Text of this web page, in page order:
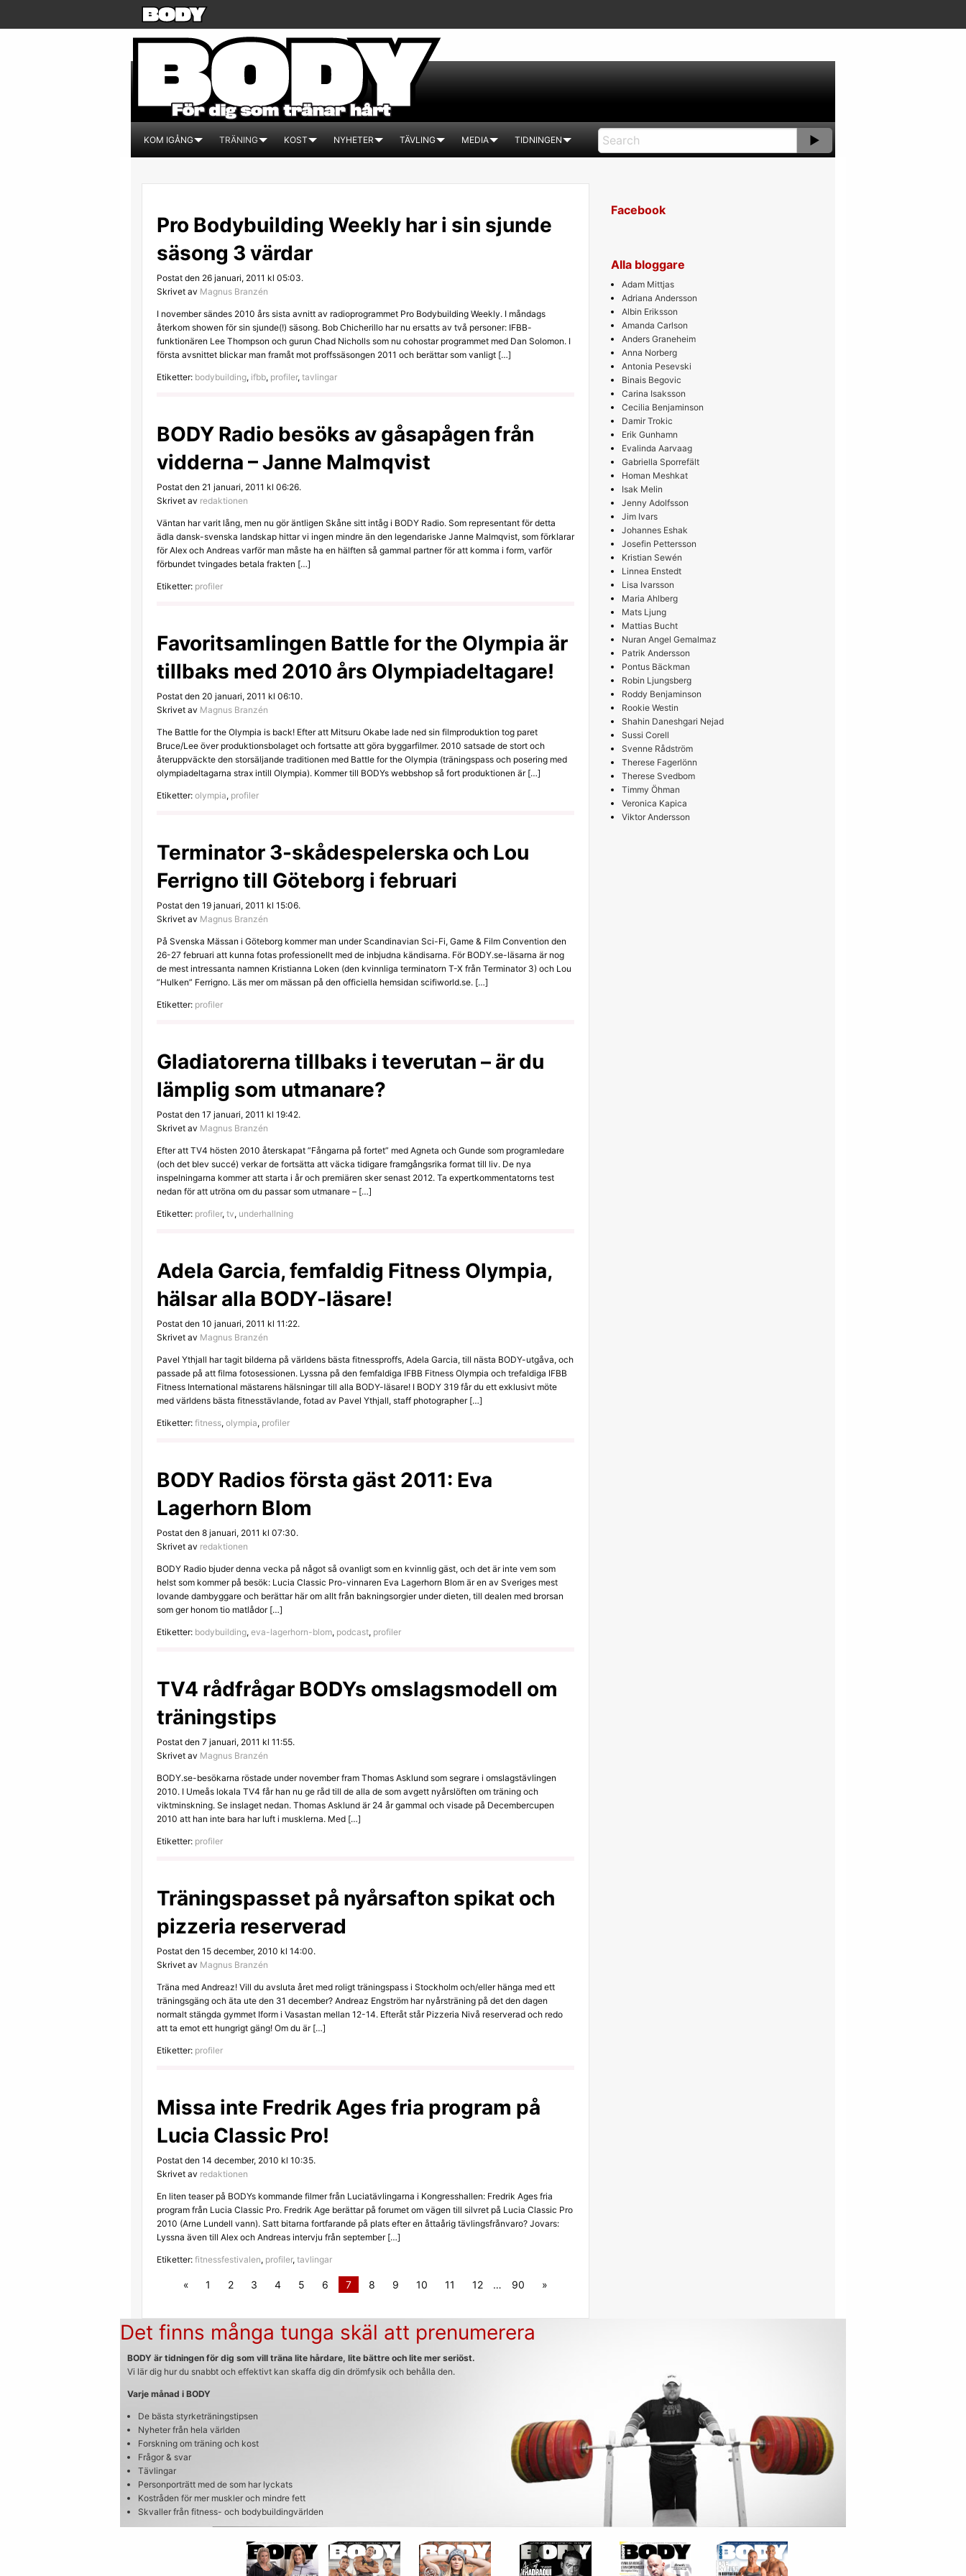
KOM IGÅNG TRÄNING KOST NYHETER TÄVLING MEDIA TIDNINGEN
Pro Bodybuilding Weekly har i sin sjunde
säsong 3 värdar
Postat den 26 januari, 2011 kl 05:03.
Skrivet av Magnus Branzén
I november sändes 2010 års sista avnitt av radioprogrammet Pro Bodybuilding Weekly. I måndags
återkom showen för sin sjunde(!) säsong. Bob Chicherillo har nu ersatts av två personer: IFBB-
funktionären Lee Thompson och gurun Chad Nicholls som nu cohostar programmet med Dan Solomon. I
första avsnittet blickar man framåt mot proffssäsongen 2011 och berättar som vanligt […]
Etiketter: bodybuilding, ifbb, profiler, tavlingar
BODY Radio besöks av gåsapågen från
vidderna – Janne Malmqvist
Postat den 21 januari, 2011 kl 06:26.
Skrivet av redaktionen
Väntan har varit lång, men nu gör äntligen Skåne sitt intåg i BODY Radio. Som representant för detta
ädla dansk-svenska landskap hittar vi ingen mindre än den legendariske Janne Malmqvist, som förklarar
för Alex och Andreas varför man måste ha en hälften så gammal partner för att komma i form, varför
förbundet tvingades betala frakten […]
Etiketter: profiler
Favoritsamlingen Battle for the Olympia är
tillbaks med 2010 års Olympiadeltagare!
Postat den 20 januari, 2011 kl 06:10.
Skrivet av Magnus Branzén
The Battle for the Olympia is back! Efter att Mitsuru Okabe lade ned sin filmproduktion tog paret
Bruce/Lee över produktionsbolaget och fortsatte att göra byggarfilmer. 2010 satsade de stort och
återuppväckte den storsäljande traditionen med Battle for the Olympia (träningspass och posering med
olympiadeltagarna strax intill Olympia). Kommer till BODYs webbshop så fort produktionen är […]
Etiketter: olympia, profiler
Terminator 3-skådespelerska och Lou
Ferrigno till Göteborg i februari
Postat den 19 januari, 2011 kl 15:06.
Skrivet av Magnus Branzén
På Svenska Mässan i Göteborg kommer man under Scandinavian Sci-Fi, Game & Film Convention den
26-27 februari att kunna fotas professionellt med de inbjudna kändisarna. För BODY.se-läsarna är nog
de mest intressanta namnen Kristianna Loken (den kvinnliga terminatorn T-X från Terminator 3) och Lou
”Hulken” Ferrigno. Läs mer om mässan på den officiella hemsidan scifiworld.se. […]
Etiketter: profiler
Gladiatorerna tillbaks i teverutan – är du
lämplig som utmanare?
Postat den 17 januari, 2011 kl 19:42.
Skrivet av Magnus Branzén
Efter att TV4 hösten 2010 återskapat ”Fångarna på fortet” med Agneta och Gunde som programledare
(och det blev succé) verkar de fortsätta att väcka tidigare framgångsrika format till liv. De nya
inspelningarna kommer att starta i år och premiären sker senast 2012. Ta expertkommentatorns test
nedan för att utröna om du passar som utmanare – […]
Etiketter: profiler, tv, underhallning
Adela Garcia, femfaldig Fitness Olympia,
hälsar alla BODY-läsare!
Postat den 10 januari, 2011 kl 11:22.
Skrivet av Magnus Branzén
Pavel Ythjall har tagit bilderna på världens bästa fitnessproffs, Adela Garcia, till nästa BODY-utgåva, och
passade på att filma fotosessionen. Lyssna på den femfaldiga IFBB Fitness Olympia och trefaldiga IFBB
Fitness International mästarens hälsningar till alla BODY-läsare! I BODY 319 får du ett exklusivt möte
med världens bästa fitnesstävlande, fotad av Pavel Ythjall, staff photographer […]
Etiketter: fitness, olympia, profiler
BODY Radios första gäst 2011: Eva
Lagerhorn Blom
Postat den 8 januari, 2011 kl 07:30.
Skrivet av redaktionen
BODY Radio bjuder denna vecka på något så ovanligt som en kvinnlig gäst, och det är inte vem som
helst som kommer på besök: Lucia Classic Pro-vinnaren Eva Lagerhorn Blom är en av Sveriges mest
lovande dambyggare och berättar här om allt från bakningsorgier under dieten, till dealen med brorsan
som ger honom tio matlådor […]
Etiketter: bodybuilding, eva-lagerhorn-blom, podcast, profiler
TV4 rådfrågar BODYs omslagsmodell om
träningstips
Postat den 7 januari, 2011 kl 11:55.
Skrivet av Magnus Branzén
BODY.se-besökarna röstade under november fram Thomas Asklund som segrare i omslagstävlingen
2010. I Umeås lokala TV4 får han nu ge råd till de alla de som avgett nyårslöften om träning och
viktminskning. Se inslaget nedan. Thomas Asklund är 24 år gammal och visade på Decembercupen
2010 att han inte bara har luft i musklerna. Med […]
Etiketter: profiler
Träningspasset på nyårsafton spikat och
pizzeria reserverad
Postat den 15 december, 2010 kl 14:00.
Skrivet av Magnus Branzén
Träna med Andreaz! Vill du avsluta året med roligt träningspass i Stockholm och/eller hänga med ett
träningsgäng och äta ute den 31 december? Andreaz Engström har nyårsträning på det den dagen
normalt stängda gymmet Iform i Vasastan mellan 12-14. Efteråt står Pizzeria Nivå reserverad och redo
att ta emot ett hungrigt gäng! Om du är […]
Etiketter: profiler
Missa inte Fredrik Ages fria program på
Lucia Classic Pro!
Postat den 14 december, 2010 kl 10:35.
Skrivet av redaktionen
En liten teaser på BODYs kommande filmer från Luciatävlingarna i Kongresshallen: Fredrik Ages fria
program från Lucia Classic Pro. Fredrik Age berättar på forumet om vägen till silvret på Lucia Classic Pro
2010 (Arne Lundell vann). Satt bitarna fortfarande på plats efter en åttaårig tävlingsfrånvaro? Jovars:
Lyssna även till Alex och Andreas intervju från september […]
Etiketter: fitnessfestivalen, profiler, tavlingar
« 1 2 3 4 5 6 7 8 9 10 11 12 … 90 »
Facebook
Alla bloggare
Adam Mittjas
Adriana Andersson
Albin Eriksson
Amanda Carlson
Anders Graneheim
Anna Norberg
Antonia Pesevski
Binais Begovic
Carina Isaksson
Cecilia Benjaminson
Damir Trokic
Erik Gunhamn
Evalinda Aarvaag
Gabriella Sporrefält
Homan Meshkat
Isak Melin
Jenny Adolfsson
Jim Ivars
Johannes Eshak
Josefin Pettersson
Kristian Sewén
Linnea Enstedt
Lisa Ivarsson
Maria Ahlberg
Mats Ljung
Mattias Bucht
Nuran Angel Gemalmaz
Patrik Andersson
Pontus Bäckman
Robin Ljungsberg
Roddy Benjaminson
Rookie Westin
Shahin Daneshgari Nejad
Sussi Corell
Svenne Rådström
Therese Fagerlönn
Therese Svedbom
Timmy Öhman
Veronica Kapica
Viktor Andersson
Det finns många tunga skäl att prenumerera
BODY är tidningen för dig som vill träna lite hårdare, lite bättre och lite mer seriöst.
Vi lär dig hur du snabbt och effektivt kan skaffa dig din drömfysik och behålla den.
Varje månad i BODY
De bästa styrketräningstipsen
Nyheter från hela världen
Forskning om träning och kost
Frågor & svar
Tävlingar
Personporträtt med de som har lyckats
Kostråden för mer muskler och mindre fett
Skvaller från fitness- och bodybuildingvärlden